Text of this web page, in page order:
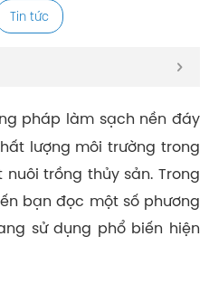
Tin tức
pháp làm sạch nền đáy
lượng môi trường trong
trồng thủy sản. Trong
bạn đọc một số phương
sử dụng phổ biến hiện